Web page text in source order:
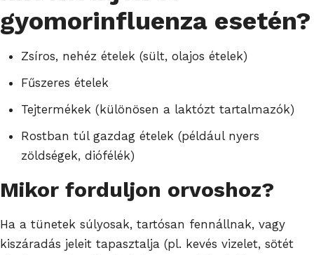
gyomorinfluenza esetén?
Zsíros, nehéz ételek (sült, olajos ételek)
Fűszeres ételek
Tejtermékek (különösen a laktózt tartalmazók)
Rostban túl gazdag ételek (például nyers
zöldségek, diófélék)
Mikor forduljon orvoshoz?
Ha a tünetek súlyosak, tartósan fennállnak, vagy
kiszáradás jeleit tapasztalja (pl. kevés vizelet, sötét